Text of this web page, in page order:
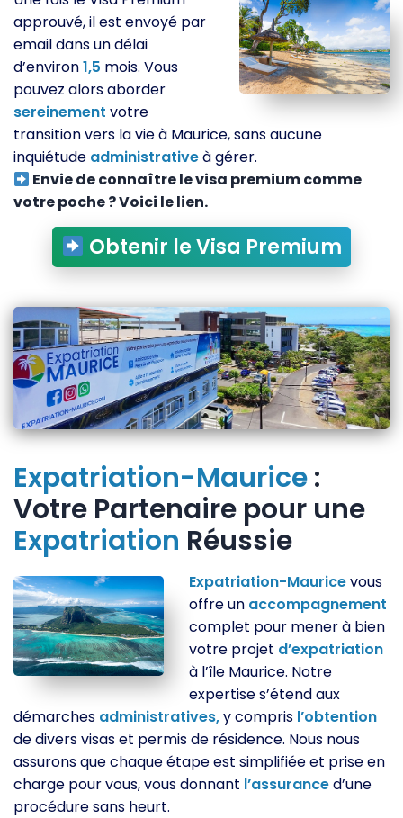
approuvé, il est envoyé par
email dans un délai
d’environ1,5 mois. Vous
pouvez alors aborder
sereinement votre
transition vers la vie à Maurice, sans aucune
inquiétude administrativeà gérer.
Envie de connaître le visa premium comme
votre poche ? Voici le lien.
Obtenir le Visa Premium
Expatriation-Maurice:
Votre Partenaire pour une
Expatriation Réussie
Expatriation-Mauricevous
offre un accompagnement
complet pour mener à bien
votre projet d’expatriation
à l’île Maurice. Notre
expertise s’étend aux
démarches administratives,y compris l’obtention
de divers visas et permis de résidence. Nous nous
assurons que chaque étape est simplifiée et prise en
charge pour vous, vous donnant l’assuranced’une
procédure sans heurt.